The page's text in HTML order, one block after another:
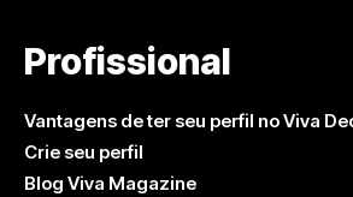
Profissional
Vantagens de ter seu perfil no Viva
Crie seu perfil
Blog Viva Magazine